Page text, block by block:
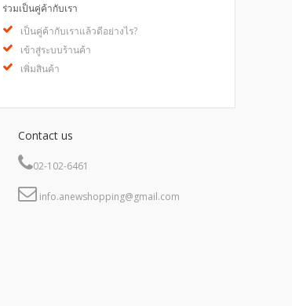
ร่วมเป็นคู่ค้ากับเรา
เป็นคู่ค้ากับเราแล้วดีอย่างไร?
เข้าสู่ระบบร้านค้า
เพิ่มสินค้า
Contact us
02-102-6461
info.anewshopping@gmail.com